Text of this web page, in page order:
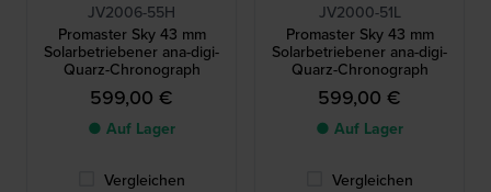
JV2006-55H
Promaster Sky 43 mm
Solarbetriebener ana-digi-
Quarz-Chronograph
599,00 €
● Auf Lager
Vergleichen
JV2000-51L
Promaster Sky 43 mm
Solarbetriebener ana-digi-
Quarz-Chronograph
599,00 €
● Auf Lager
Vergleichen